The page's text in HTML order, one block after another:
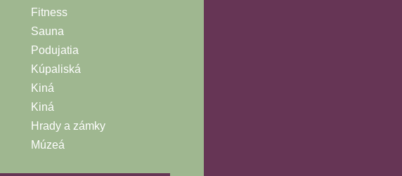
Fitness
Sauna
Podujatia
Kúpaliská
Kiná
Kiná
Hrady a zámky
Múzeá